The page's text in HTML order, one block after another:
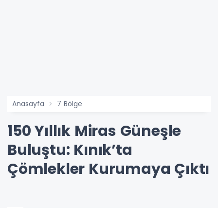
Anasayfa 7 Bölge
150 Yıllık Miras Güneşle
Buluştu: Kınık’ta
Çömlekler Kurumaya Çıktı